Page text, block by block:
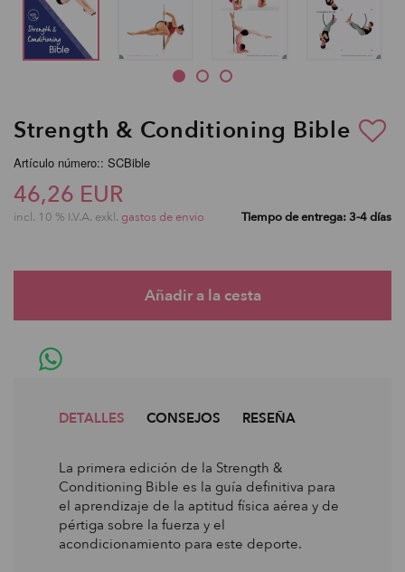
Strength & Conditioning Bible
Artículo número:: SCBible
46,26 EUR
incl. 10 % I.V.A. exkl. gastos de envio Tiempo de entrega: 3-4 días
DETALLES CONSEJOS RESEÑA
La primera edición de la Strength &
Conditioning Bible es la guía definitiva para
el aprendizaje de la aptitud física aérea y de
pértiga sobre la fuerza y el
acondicionamiento para este deporte.